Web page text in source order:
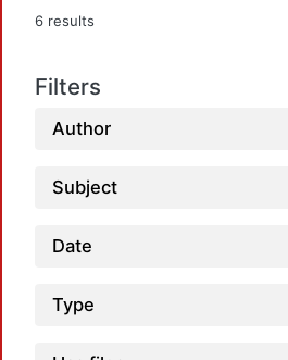
6 results
Filters
Author
Subject
Date
Type